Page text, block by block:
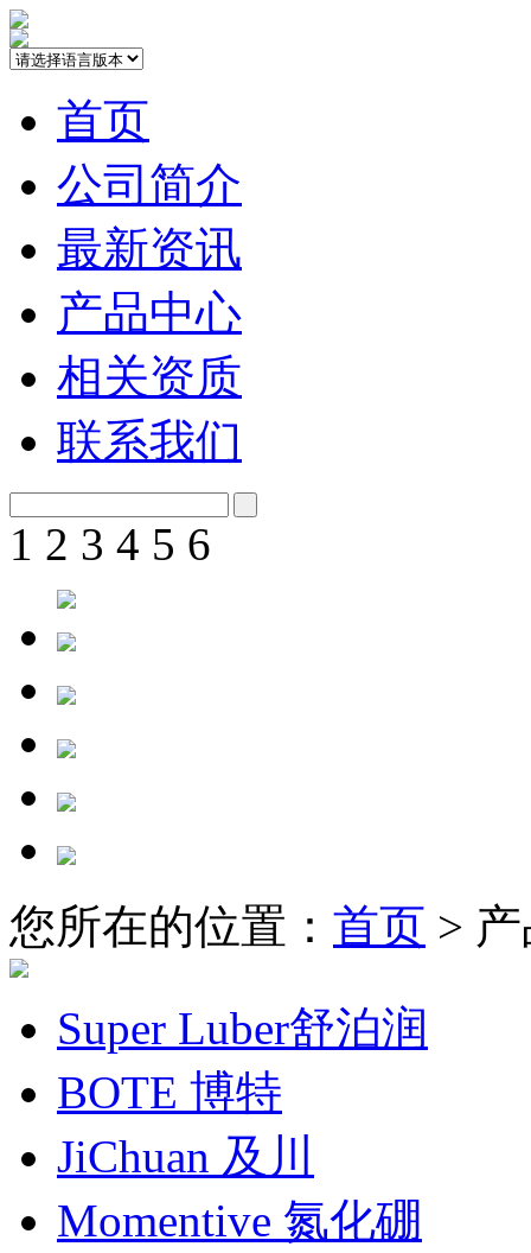
首页
公司简介
最新资讯
产品中心
相关资质
联系我们
1 2 3 4 5 6
您所在的位置： 首页 >
Super Luber舒泊润
BOTE 博特
JiChuan 及川
Momentive 氮化硼